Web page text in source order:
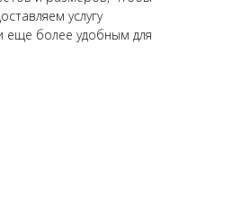
услугу
еще более удобным для